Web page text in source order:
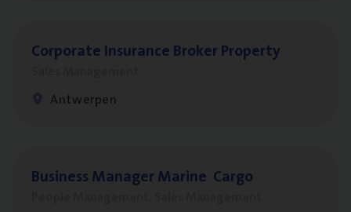
Cor­po­ra­te Insu­ran­ce Bro­ker Property
Antwerpen
Busi­ness Mana­ger Mari­ne Cargo